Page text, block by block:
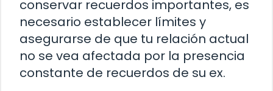
conservar recuerdos importantes, es
necesario establecer límites y
asegurarse de que tu relación actual
no se vea afectada por la presencia
constante de recuerdos de su ex.